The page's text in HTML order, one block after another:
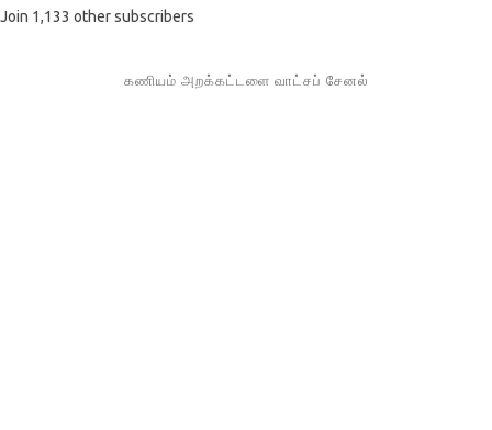
Join 1,133 other subscribers
கணியம் அறக்கட்டளை வாட்சப் சேனல்